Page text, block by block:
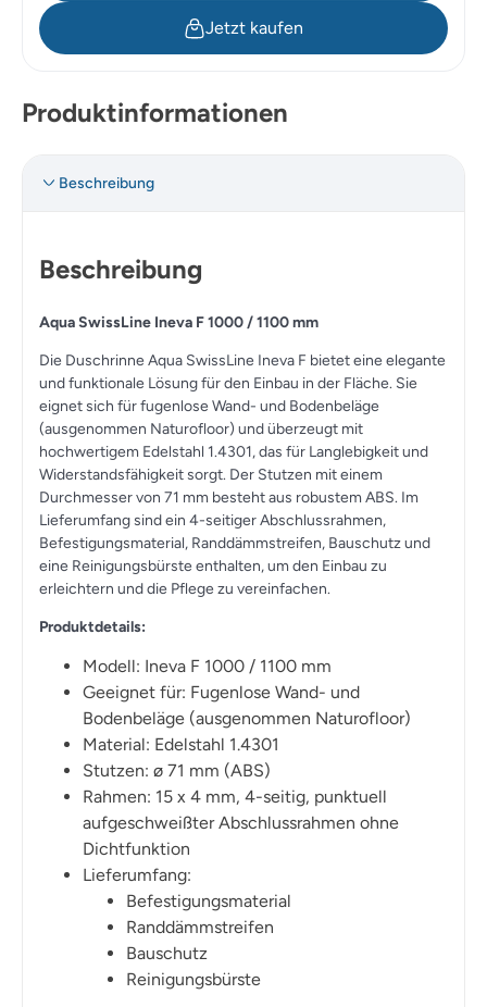
Jetzt kaufen
Produktinformationen
Beschreibung
Beschreibung
Aqua SwissLine Ineva F 1000 / 1100 mm
Die Duschrinne Aqua SwissLine Ineva F bietet eine elegante
und funktionale Lösung für den Einbau in der Fläche. Sie
eignet sich für fugenlose Wand- und Bodenbeläge
(ausgenommen Naturofloor) und überzeugt mit
hochwertigem Edelstahl 1.4301, das für Langlebigkeit und
Widerstandsfähigkeit sorgt. Der Stutzen mit einem
Durchmesser von 71 mm besteht aus robustem ABS. Im
Lieferumfang sind ein 4-seitiger Abschlussrahmen,
Befestigungsmaterial, Randdämmstreifen, Bauschutz und
eine Reinigungsbürste enthalten, um den Einbau zu
erleichtern und die Pflege zu vereinfachen.
Produktdetails:
Modell: Ineva F 1000 / 1100 mm
Geeignet für: Fugenlose Wand- und
Bodenbeläge (ausgenommen Naturofloor)
Material: Edelstahl 1.4301
Stutzen: ø 71 mm (ABS)
Rahmen: 15 x 4 mm, 4-seitig, punktuell
aufgeschweißter Abschlussrahmen ohne
Dichtfunktion
Lieferumfang:
Befestigungsmaterial
Randdämmstreifen
Bauschutz
Reinigungsbürste